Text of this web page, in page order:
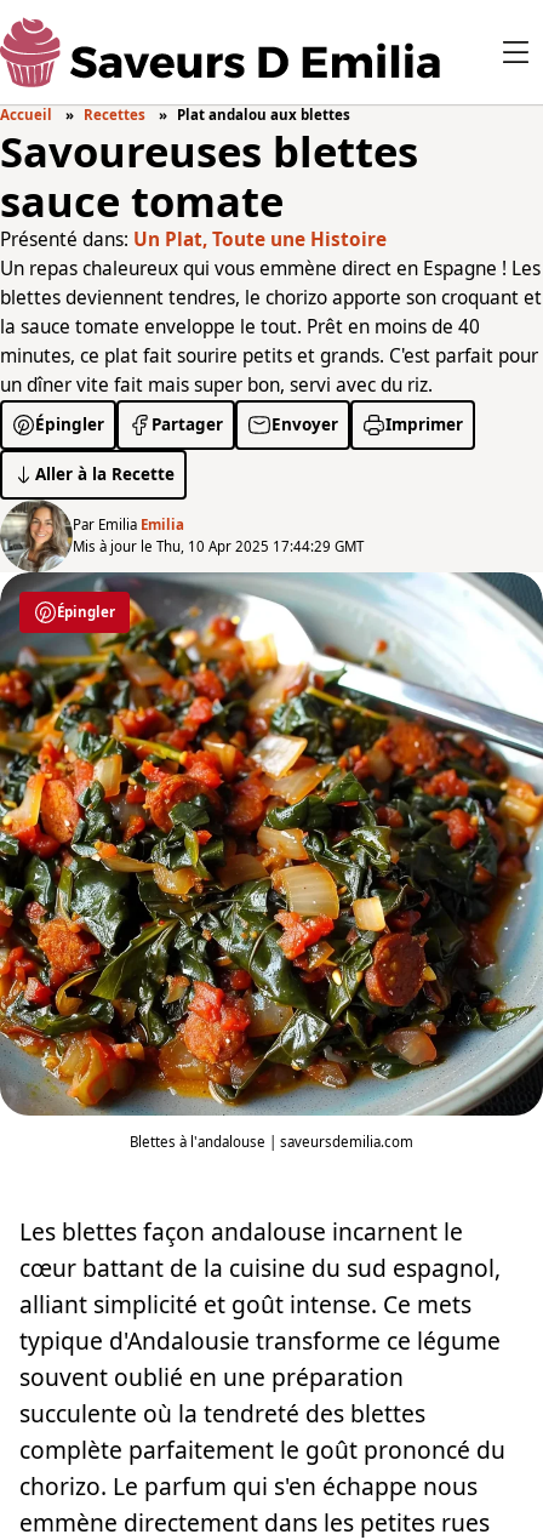
Accueil Recettes Plat andalou aux blettes
Savoureuses blettes
sauce tomate
Présenté dans: Un Plat, Toute une Histoire
Un repas chaleureux qui vous emmène direct en Espagne ! Les
blettes deviennent tendres, le chorizo apporte son croquant et
la sauce tomate enveloppe le tout. Prêt en moins de 40
minutes, ce plat fait sourire petits et grands. C'est parfait pour
un dîner vite fait mais super bon, servi avec du riz.
Épingler Partager Envoyer Imprimer
Aller à la Recette
Par Emilia Emilia
Mis à jour le Thu, 10 Apr 2025 17:44:29 GMT
Épingler
Blettes à l'andalouse | saveursdemilia.com
Les blettes façon andalouse incarnent le
cœur battant de la cuisine du sud espagnol,
alliant simplicité et goût intense. Ce mets
typique d'Andalousie transforme ce légume
souvent oublié en une préparation
succulente où la tendreté des blettes
complète parfaitement le goût prononcé du
chorizo. Le parfum qui s'en échappe nous
emmène directement dans les petites rues